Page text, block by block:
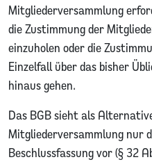
Mitgliederversammlung
die Zustimmung der
einzuholen oder die
Einzelfall über das bisher
hinaus gehen.
Das BGB sieht als
Mitgliederversammlung nur
Beschlussfassung vor (§ 32